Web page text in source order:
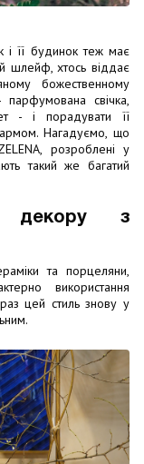
її будинок теж має
шлейф, хтось віддає
божественному
свічка,
- і порадувати її
Нагадуємо, що
розроблені у
такий же багатий
декору з
та порцеляни,
використання
цей стиль знову у